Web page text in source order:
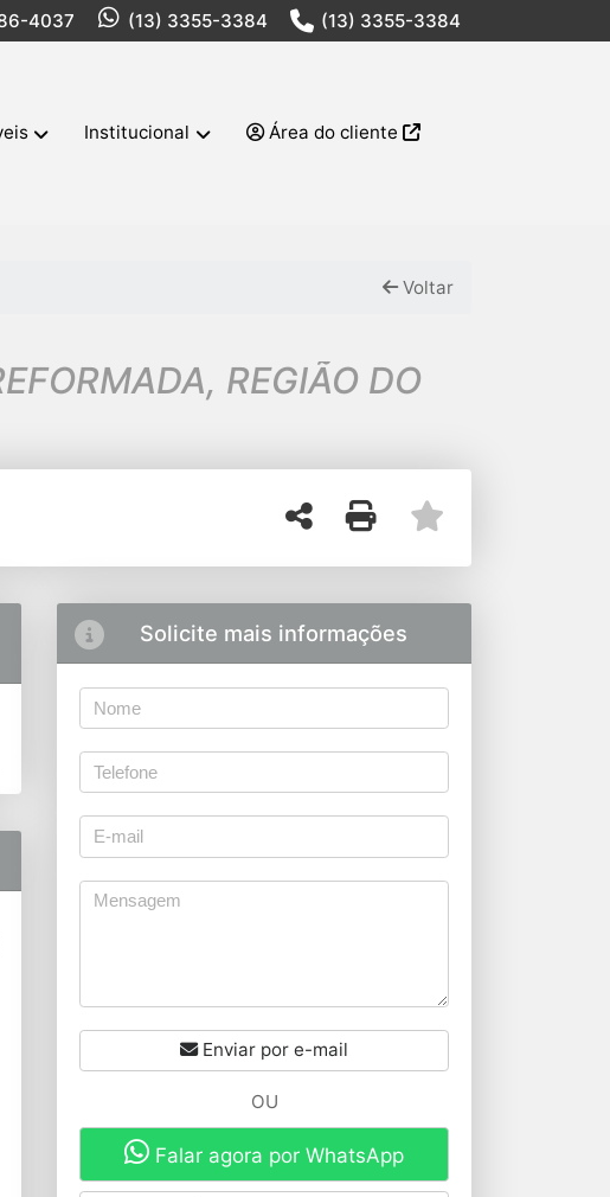
4037 (13) 3355-3384 (13) 3355-3384
Institucional Área do cliente
Voltar
REGIÃO DO
Solicite mais informações
Enviar por e-mail
OU
Falar agora por WhatsApp